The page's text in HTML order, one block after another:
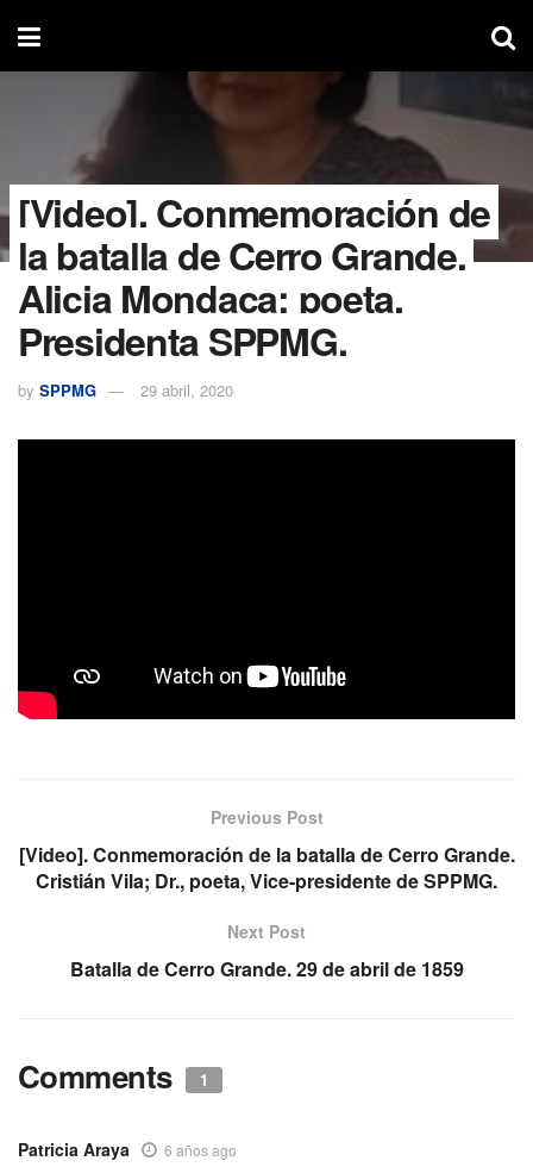
[Video]. Conmemoración de
la batalla de Cerro Grande.
Alicia Mondaca; poeta.
Presidenta SPPMG.
by SPPMG 29 abril, 2020
Previous Post
[Video]. Conmemoración de la batalla de Cerro Grande.
Cristián Vila; Dr., poeta, Vice-presidente de SPPMG.
Next Post
Batalla de Cerro Grande. 29 de abril de 1859
Comments 1
Patricia Araya 6 años ago